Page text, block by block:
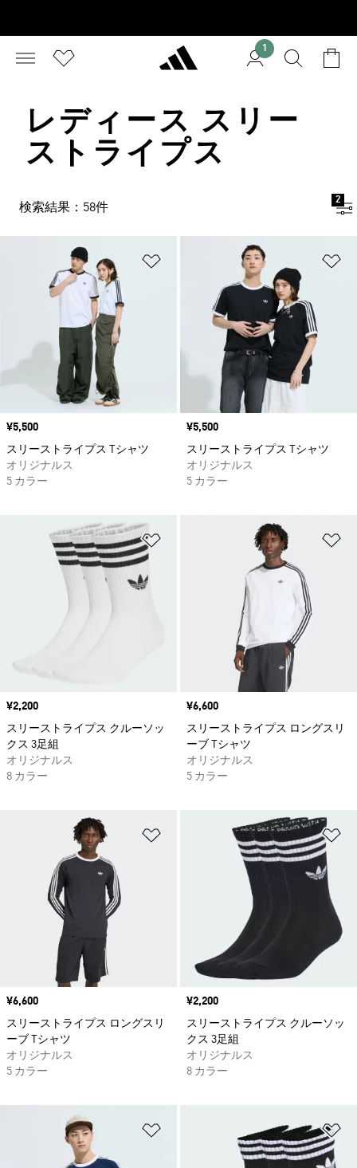
1
レディース スリー
ストライプス
検索結果：58件
2
ほしいものリストに追加
価格
¥5,500
スリーストライプス Tシャツ
オリジナルス
5 カラー
価格
¥5,500
スリーストライプス Tシャツ
オリジナルス
5 カラー
ほしいものリストに追加
価格
¥2,200
スリーストライプス クルーソッ
クス 3足組
オリジナルス
8 カラー
価格
¥6,600
スリーストライプス ロングスリ
ーブ Tシャツ
オリジナルス
5 カラー
ほしいものリストに追加
価格
¥6,600
スリーストライプス ロングスリ
ーブ Tシャツ
オリジナルス
5 カラー
価格
¥2,200
スリーストライプス クルーソッ
クス 3足組
オリジナルス
8 カラー
ほしいものリストに追加